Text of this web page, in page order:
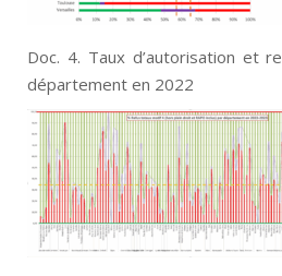
Doc. 4. Taux d’autorisation et
département en 2022